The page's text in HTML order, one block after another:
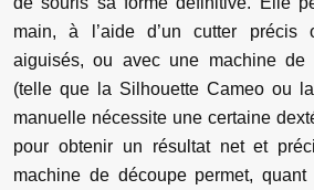
main, à l’aide d’un cutter précis
aiguisés, ou avec une machine de
(telle que la Silhouette Cameo ou
manuelle nécessite une certaine
pour obtenir un résultat net et
machine de découpe permet,